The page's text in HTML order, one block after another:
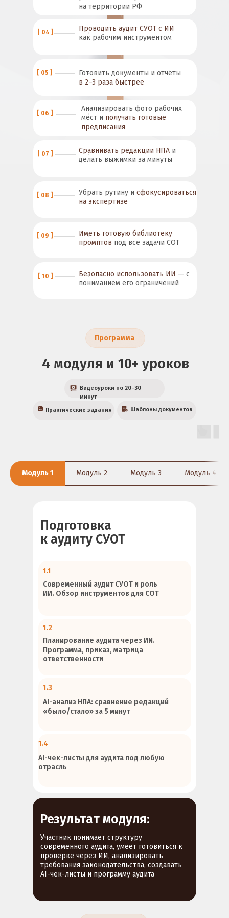
на территории РФ
Проводить аудит СУОТ с ИИ
как рабочим инструментом
[ 04 ]
Готовить документы и отчёты
в 2–3 раза быстрее
[ 05 ]
Анализировать фото рабочих
мест и получать готовые
предписания
[ 06 ]
Убрать рутину и сфокусироваться
на экспертизе
[ 08 ]
Сравнивать редакции НПА и
делать выжимки за минуты
[ 07 ]
Иметь готовую библиотеку
промптов под все задачи СОТ
[ 09 ]
Безопасно использовать ИИ — с
пониманием его ограничений
[ 10 ]
4 модуля и 10+ уроков
Программа
Шаблоны документов
Практические задания
Видеоуроки по 20–30
минут
Модуль 1 Модуль 2 Модуль 3 Модуль 4
Подготовка
к аудиту СУОТ
AI-чек-листы для аудита под любую
отрасль
1.4
AI-анализ НПА: сравнение редакций
«было/стало» за 5 минут
1.3
Планирование аудита через ИИ.
Программа, приказ, матрица
ответственности
1.2
Современный аудит СУОТ и роль
ИИ. Обзор инструментов для СОТ
1.1
Результат модуля:
Участник понимает структуру
современного аудита, умеет готовиться к
проверке через ИИ, анализировать
требования законодательства, создавать
AI-чек-листы и программу аудита